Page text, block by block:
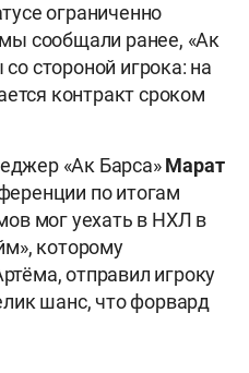
ограниченно
сообщали ранее, «Ак
стороной игрока: на
контракт сроком
«Ак Барса»Марат
по итогам
мог уехать в НХЛ в
которому
отправил игроку
шанс, что форвард